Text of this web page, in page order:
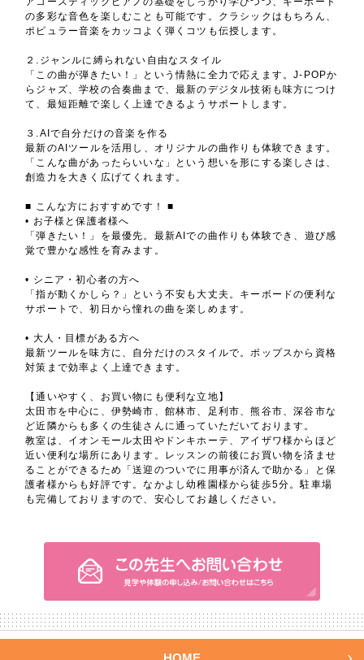
の多彩な音色を楽しむことも可能です。クラシックはもちろん、
ポピュラー音楽をカッコよく弾くコツも伝授します。
２.ジャンルに縛られない自由なスタイル
「この曲が弾きたい！」という情熱に全力で応えます。J-POPか
らジャズ、学校の合奏曲まで、最新のデジタル技術も味方につけ
て、最短距離で楽しく上達できるようサポートします。
３.AIで自分だけの音楽を作る
最新のAIツールを活用し、オリジナルの曲作りも体験できます。
「こんな曲があったらいいな」という想いを形にする楽しさは、
創造力を大きく広げてくれます。
■ こんな方におすすめです！ ■
• お子様と保護者様へ
「弾きたい！」を最優先。最新AIでの曲作りも体験でき、遊び感
覚で豊かな感性を育みます。
• シニア・初心者の方へ
「指が動くかしら？」という不安も大丈夫。キーボードの便利な
サポートで、初日から憧れの曲を楽しめます。
• 大人・目標がある方へ
最新ツールを味方に、自分だけのスタイルで。ポップスから資格
対策まで効率よく上達できます。
【通いやすく、お買い物にも便利な立地】
太田市を中心に、伊勢崎市、館林市、足利市、熊谷市、深谷市な
ど近隣からも多くの生徒さんに通っていただいております。
教室は、イオンモール太田やドンキホーテ、アイザワ様からほど
近い便利な場所にあります。レッスンの前後にお買い物を済ませ
ることができるため「送迎のついでに用事が済んで助かる」と保
護者様からも好評です。なかよし幼稚園様から徒歩5分。駐車場
も完備しておりますので、安心してお越しください。